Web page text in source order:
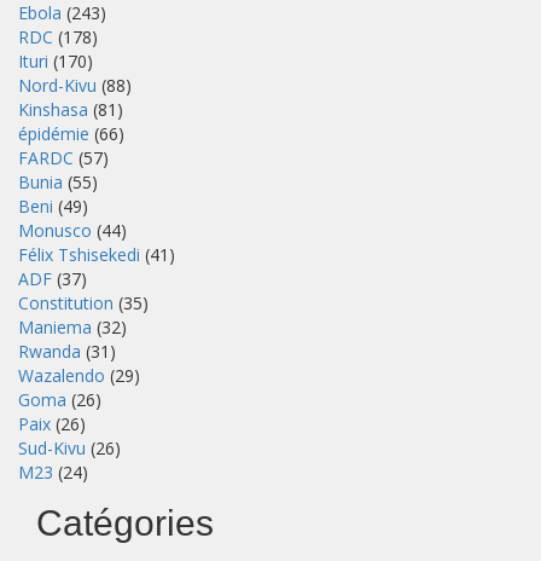
Ebola (243)
RDC (178)
Ituri (170)
Nord-Kivu (88)
Kinshasa (81)
épidémie (66)
FARDC (57)
Bunia (55)
Beni (49)
Monusco (44)
Félix Tshisekedi (41)
ADF (37)
Constitution (35)
Maniema (32)
Rwanda (31)
Wazalendo (29)
Goma (26)
Paix (26)
Sud-Kivu (26)
M23 (24)
Catégories